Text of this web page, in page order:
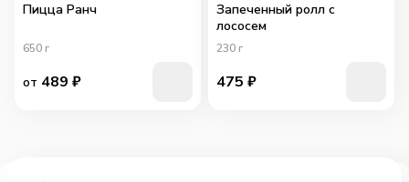
Пицца Ранч
650 г
от 489 ₽
Запеченный ролл с
лососем
230 г
475 ₽